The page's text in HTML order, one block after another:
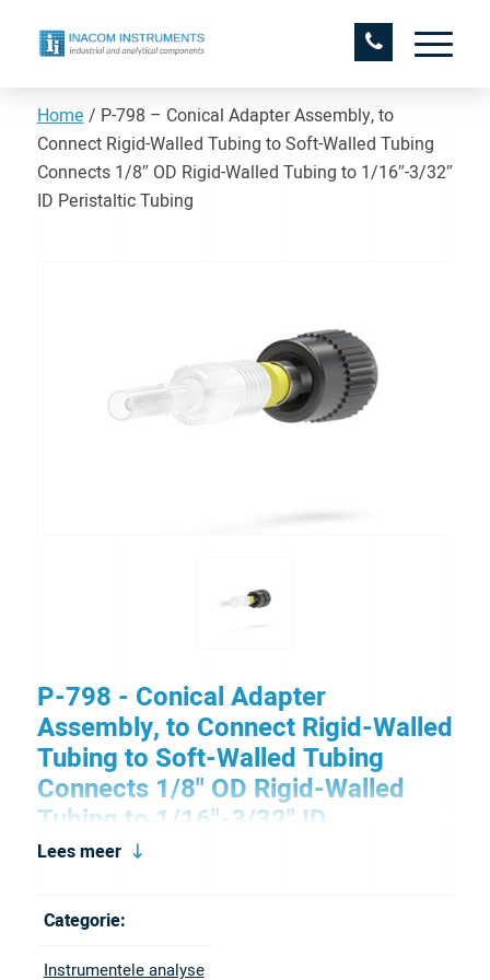
Home / P-798 – Conical Adapter Assembly, to
Connect Rigid-Walled Tubing to Soft-Walled Tubing
Connects 1/8″ OD Rigid-Walled Tubing to 1/16″-3/32″
ID Peristaltic Tubing
P-798 - Conical Adapter
Assembly, to Connect Rigid-Walled
Tubing to Soft-Walled Tubing
Connects 1/8" OD Rigid-Walled
Tubing to 1/16"-3/32" ID
Peristaltic Tubing
connection of rigid and semi-rigid walled tubing to
soft-walled peristaltic tubing with a variety of inner
Lees meer
Categorie:
Instrumentele analyse